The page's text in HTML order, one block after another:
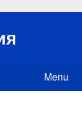
Menu